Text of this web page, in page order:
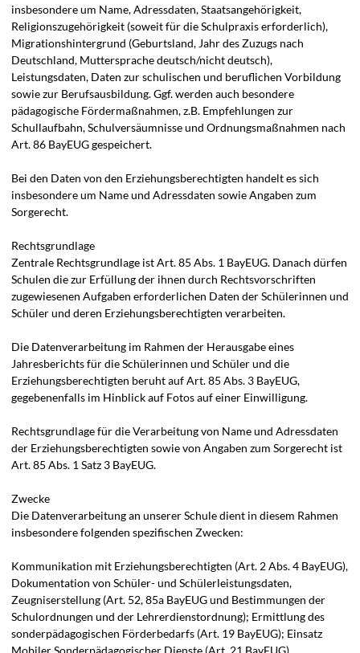
insbesondere um Name, Adressdaten, Staatsangehörigkeit,
Religionszugehörigkeit (soweit für die Schulpraxis erforderlich),
Migrationshintergrund (Geburtsland, Jahr des Zuzugs nach
Deutschland, Muttersprache deutsch/nicht deutsch),
Leistungsdaten, Daten zur schulischen und beruflichen Vorbildung
sowie zur Berufsausbildung. Ggf. werden auch besondere
pädagogische Fördermaßnahmen, z.B. Empfehlungen zur
Schullaufbahn, Schulversäumnisse und Ordnungsmaßnahmen nach
Art. 86 BayEUG gespeichert.
Bei den Daten von den Erziehungsberechtigten handelt es sich
insbesondere um Name und Adressdaten sowie Angaben zum
Sorgerecht.
Rechtsgrundlage
Zentrale Rechtsgrundlage ist Art. 85 Abs. 1 BayEUG. Danach dürfen
Schulen die zur Erfüllung der ihnen durch Rechtsvorschriften
zugewiesenen Aufgaben erforderlichen Daten der Schülerinnen und
Schüler und deren Erziehungsberechtigten verarbeiten.
Die Datenverarbeitung im Rahmen der Herausgabe eines
Jahresberichts für die Schülerinnen und Schüler und die
Erziehungsberechtigten beruht auf Art. 85 Abs. 3 BayEUG,
gegebenenfalls im Hinblick auf Fotos auf einer Einwilligung.
Rechtsgrundlage für die Verarbeitung von Name und Adressdaten
der Erziehungsberechtigten sowie von Angaben zum Sorgerecht ist
Art. 85 Abs. 1 Satz 3 BayEUG.
Zwecke
Die Datenverarbeitung an unserer Schule dient in diesem Rahmen
insbesondere folgenden spezifischen Zwecken:
Kommunikation mit Erziehungsberechtigten (Art. 2 Abs. 4 BayEUG),
Dokumentation von Schüler- und Schülerleistungsdaten,
Zeugniserstellung (Art. 52, 85a BayEUG und Bestimmungen der
Schulordnungen und der Lehrerdienstordnung); Ermittlung des
sonderpädagogischen Förderbedarfs (Art. 19 BayEUG); Einsatz
Mobiler Sonderpädagogischer Dienste (Art. 21 BayEUG),